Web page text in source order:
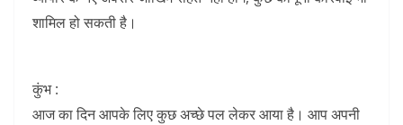
शामिल हो सकती है।
कुंभ :
आज का दिन आपके लिए कुछ अच्छे पल लेकर आया है। आप अपनी